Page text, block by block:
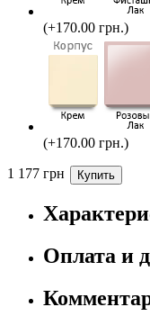
(+170.00 грн.)
(+170.00 грн.)
1 177 грн
Оплата и